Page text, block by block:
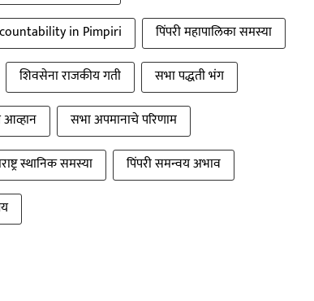
in Pimpiri
पिंपरी महापालिका समस्या
शिवसेना राजकीय गती
सभा पद्धती भंग
आव्हान
सभा अपमानाचे परिणाम
स्थानिक समस्या
पिंपरी समन्वय अभाव